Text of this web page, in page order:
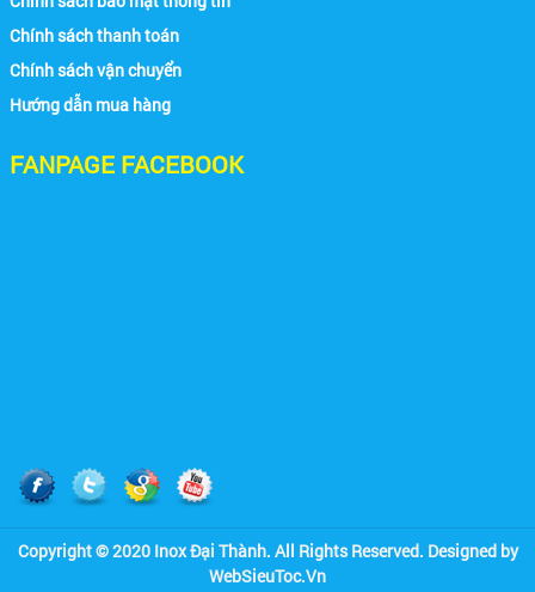
Chính sách thanh toán
Chính sách vận chuyển
Hướng dẫn mua hàng
FANPAGE FACEBOOK
Copyright © 2020 Inox Đại Thành. All Rights Reserved. Designed by
WebSieuToc.Vn